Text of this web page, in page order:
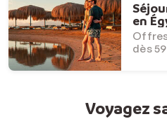
en
dès
Voyagez